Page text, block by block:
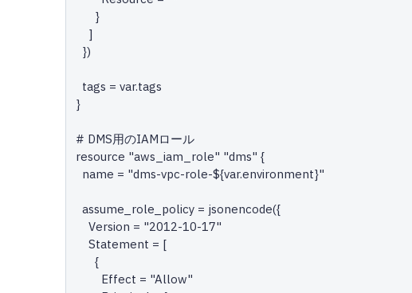
}
# DMS用のIAMロール
resource "aws_iam_role" "dms" {